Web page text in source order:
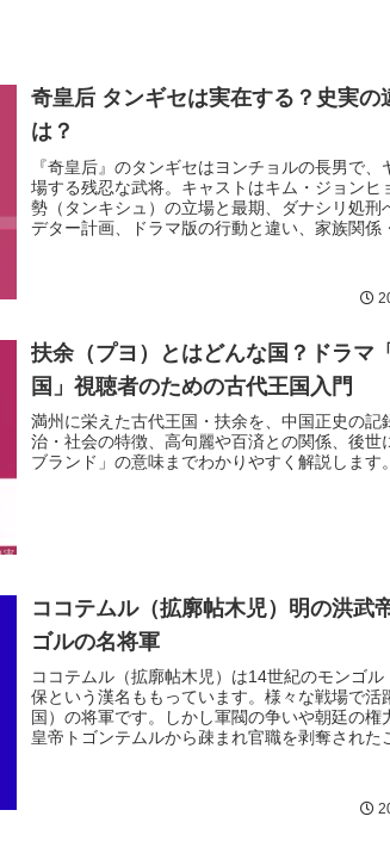
奇皇后 タンギセは実在する？史実の
は？
『奇皇后』のタンギセはヨンチョルの長男で
場する残忍な武将。キャストはキム・ジョンヒ
勢（タンキシュ）の立場と最期、ダナシリ処刑
デター計画、ドラマ版の行動と違い、家族関係
扶余（プヨ）とはどんな国？ドラマ
国」視聴者のための古代王国入門
満州に栄えた古代王国・扶余を、中国正史の記
治・社会の特徴、高句麗や百済との関係、後世
ブランド」の意味までわかりやすく解説します。
ココテムル（拡廓帖木児）明の洪武
ゴルの名将軍
ココテムル（拡廓帖木児）は14世紀のモンゴ
保という漢名ももっています。様々な戦場で活
国）の将軍です。しかし軍閥の争いや朝廷の権
皇帝トゴンテムルから疎まれ官職を剥奪された